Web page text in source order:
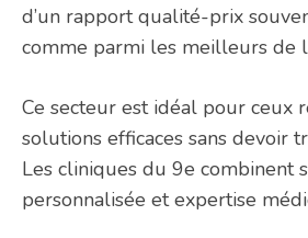
d’un rapport qualité-prix
comme parmi les meilleurs de
Ce secteur est idéal pour ceux
solutions efficaces sans devoir
Les cliniques du 9e combinent
personnalisée et expertise